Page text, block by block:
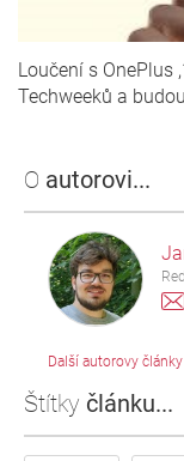
O autorovi...
Další autorovy články
Štítky článku...
Loučení s OnePlus
Techweeků a